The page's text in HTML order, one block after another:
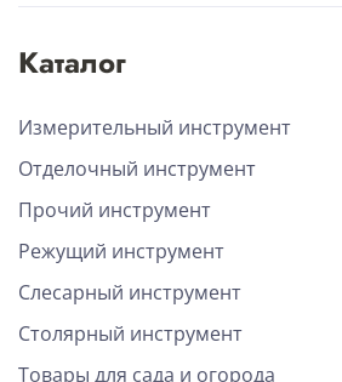
Каталог
Измерительный инструмент
Отделочный инструмент
Прочий инструмент
Режущий инструмент
Слесарный инструмент
Столярный инструмент
Товары для сада и огорода